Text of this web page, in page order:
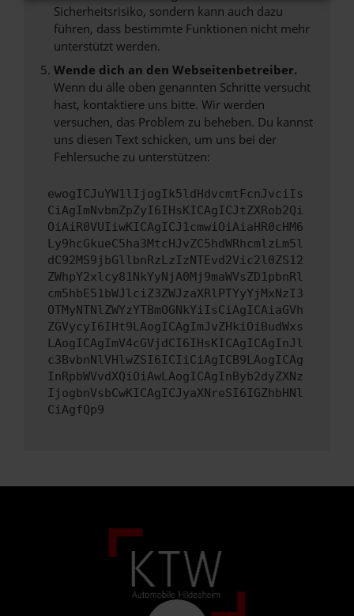
Sicherheitsrisiko, sondern kann auch dazu
führen, dass bestimmte Funktionen nicht mehr
unterstützt werden.
Wende dich an den Webseitenbetreiber.
Wenn du alle oben genannten Schritte versucht
hast, kontaktiere uns bitte. Wir werden
versuchen, das Problem zu beheben. Du kannst
uns diesen Text schicken, um uns bei der
Fehlersuche zu unterstützen:
ewogICJuYW1lIjogIk5ldHdvcmtFcnJvciIs
CiAgImNvbmZpZyI6IHsKICAgICJtZXRob2Qi
OiAiR0VUIiwKICAgICJ1cmwiOiAiaHR0cHM6
Ly9hcGkueC5ha3MtcHJvZC5hdWRhcmlzLm5l
dC92MS9jbGllbnRzLzIzNTEvd2Vic2l0ZS12
ZWhpY2xlcy81NkYyNjA0Mj9maWVsZD1pbnRl
cm5hbE51bWJlciZ3ZWJzaXRlPTYyYjMxNzI3
OTMyNTNlZWYzYTBmOGNkYiIsCiAgICAiaGVh
ZGVycyI6IHt9LAogICAgImJvZHkiOiBudWxs
LAogICAgImV4cGVjdCI6IHsKICAgICAgInJl
c3BvbnNlVHlwZSI6ICIiCiAgICB9LAogICAg
InRpbWVvdXQiOiAwLAogICAgInByb2dyZXNz
IjogbnVsbCwKICAgICJyaXNreSI6IGZhbHNl
CiAgfQp9